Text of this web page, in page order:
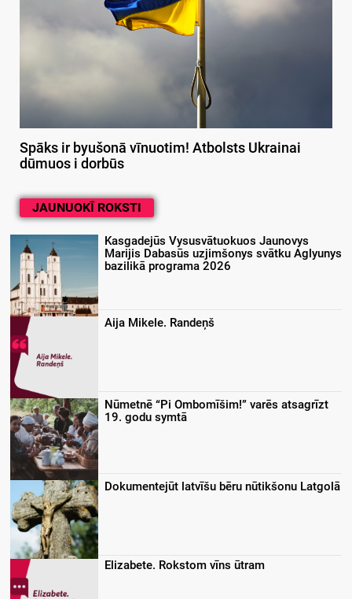
Spāks ir byušonā vīnuotim! Atbolsts Ukrainai
dūmuos i dorbūs
JAUNUOKĪ ROKSTI
Kasgadejūs Vysusvātuokuos Jaunovys
Marijis Dabasūs uzjimšonys svātku Aglyunys
bazilikā programa 2026
Aija Mikele. Randeņš
Nūmetnē “Pi Ombomīšim!” varēs atsagrīzt
19. godu symtā
Dokumentejūt latvīšu bēru nūtikšonu Latgolā
Elizabete. Rokstom vīns ūtram